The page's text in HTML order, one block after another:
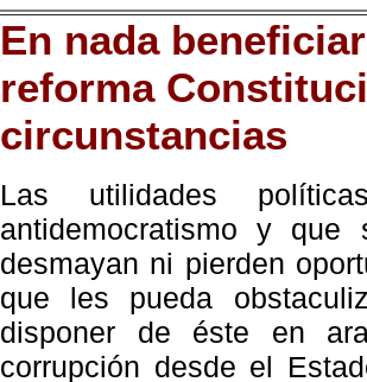
En nada
reforma
circunstancias
Las utilidades
antidemocratismo y
desmayan ni pierden
que les pueda
disponer de éste en
corrupción desde el